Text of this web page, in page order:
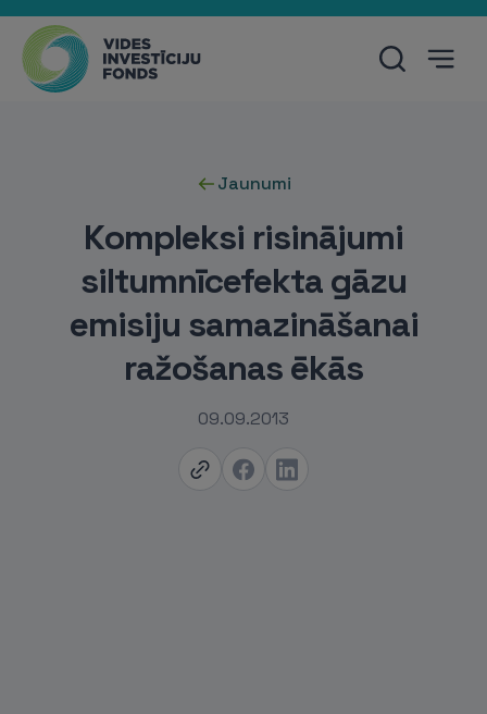
Jaunumi
Kompleksi risinājumi
siltumnīcefekta gāzu
emisiju samazināšanai
ražošanas ēkās
09.09.2013